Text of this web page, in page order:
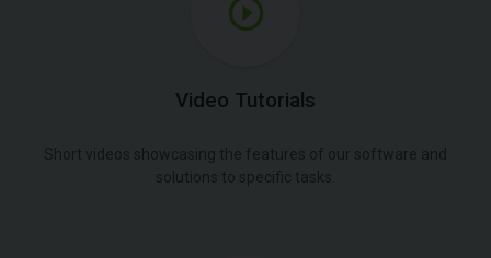
Video Tutorials
Short videos showcasing the features of our software and
solutions to specific tasks.